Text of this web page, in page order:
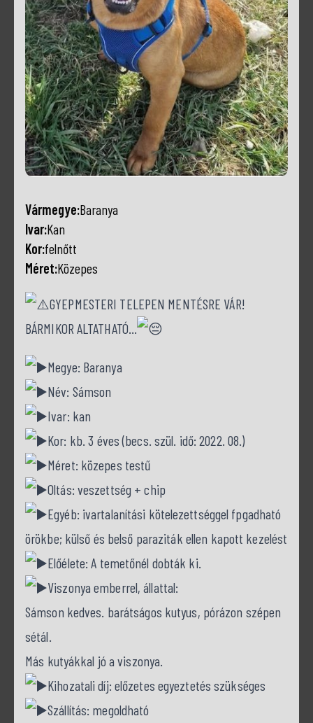
Vármegye:Baranya
Ivar:Kan
Kor:felnőtt
Méret:Közepes
GYEPMESTERI TELEPEN MENTÉSRE VÁR!
BÁRMIKOR ALTATHATÓ…
Megye: Baranya
Név: Sámson
Ivar: kan
Kor: kb. 3 éves (becs. szül. idő: 2022. 08.)
Méret: közepes testű
Oltás: veszettség + chip
Egyéb: ivartalanítási kötelezettséggel fpgadható
örökbe; külső és belső paraziták ellen kapott kezelést
Előélete: A temetőnél dobták ki.
Viszonya emberrel, állattal:
Sámson kedves. barátságos kutyus, pórázon szépen
sétál.
Más kutyákkal jó a viszonya.
Kihozatali díj: előzetes egyeztetés szükséges
Szállítás: megoldható